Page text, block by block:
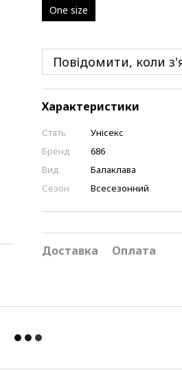
One size
Повідомити, коли
Характеристики
Стать
Унісекс
Бренд
686
Вид
Балаклава
Сезон
Всесезонний
Доставка Оплата